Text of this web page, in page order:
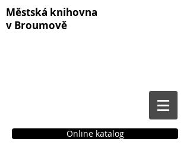
Městská knihovna
v Broumově
Online katalog